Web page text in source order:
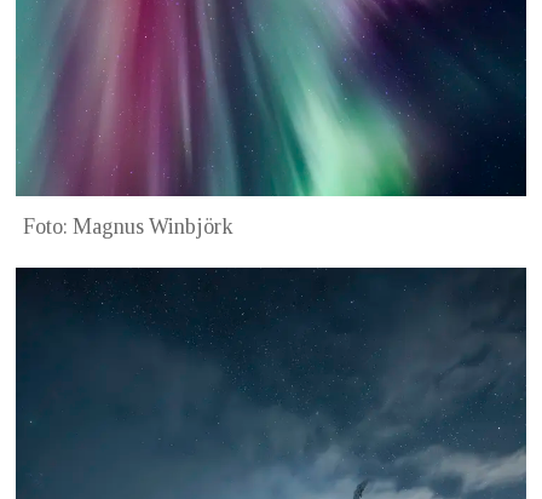
Foto: Magnus Winbjörk